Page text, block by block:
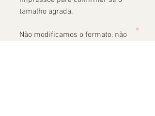
tamalho agrada.
Não modificamos o formato, não